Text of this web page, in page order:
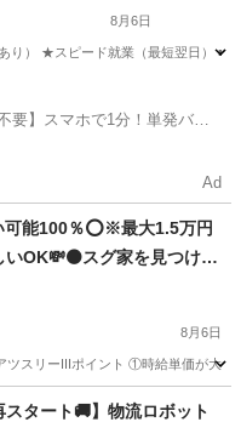
8月6日
） ★スピード就業（最短翌日） ■
要】スマホで1分！単発バイ
Ad
可能100％⭕️※最大1.5万円
いOK💸⚫スグ家を見つけた
求人は、🔥好条件🔥が多い
8月6日
ツスリーIIIポイント ①時給単価が
個室
スタート🚚】物流ロボット